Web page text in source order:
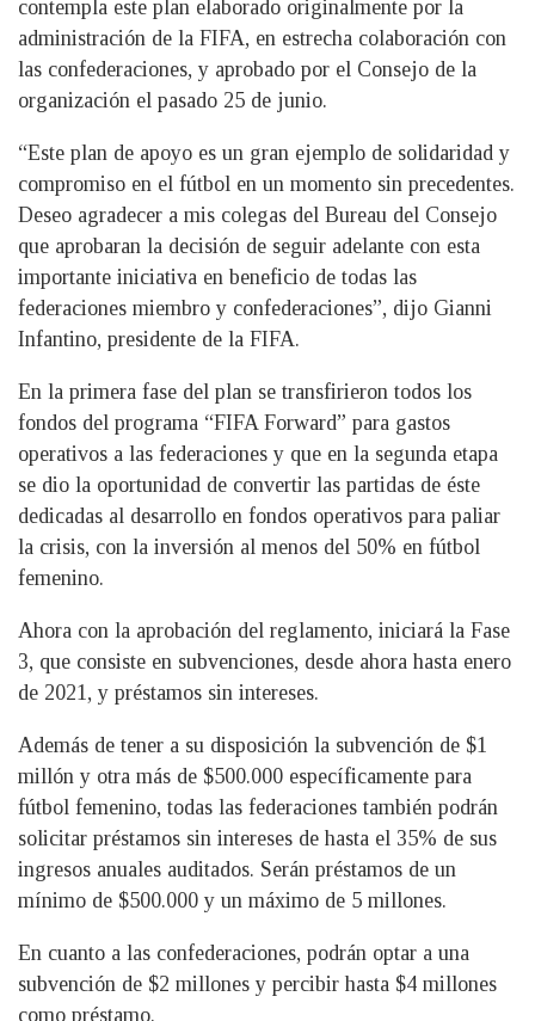
contempla este plan elaborado originalmente por la
administración de la FIFA, en estrecha colaboración con
las confederaciones, y aprobado por el Consejo de la
organización el pasado 25 de junio.
“Este plan de apoyo es un gran ejemplo de solidaridad y
compromiso en el fútbol en un momento sin precedentes.
Deseo agradecer a mis colegas del Bureau del Consejo
que aprobaran la decisión de seguir adelante con esta
importante iniciativa en beneficio de todas las
federaciones miembro y confederaciones”, dijo Gianni
Infantino, presidente de la FIFA.
En la primera fase del plan se transfirieron todos los
fondos del programa “FIFA Forward” para gastos
operativos a las federaciones y que en la segunda etapa
se dio la oportunidad de convertir las partidas de éste
dedicadas al desarrollo en fondos operativos para paliar
la crisis, con la inversión al menos del 50% en fútbol
femenino.
Ahora con la aprobación del reglamento, iniciará la Fase
3, que consiste en subvenciones, desde ahora hasta enero
de 2021, y préstamos sin intereses.
Además de tener a su disposición la subvención de $1
millón y otra más de $500.000 específicamente para
fútbol femenino, todas las federaciones también podrán
solicitar préstamos sin intereses de hasta el 35% de sus
ingresos anuales auditados. Serán préstamos de un
mínimo de $500.000 y un máximo de 5 millones.
En cuanto a las confederaciones, podrán optar a una
subvención de $2 millones y percibir hasta $4 millones
como préstamo.